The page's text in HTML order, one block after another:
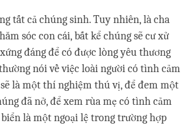
tất cả chúng sinh. Tuy nhiên, là cha
sóc con cái, bất kể chúng sẽ cư xử
đáng để có được lòng yêu thương
nói về việc loài người có tình cảm
là một thí nghiệm thú vị, để đem một
đã nở, để xem rùa mẹ có tình cảm
là một ngoại lệ trong trường hợp